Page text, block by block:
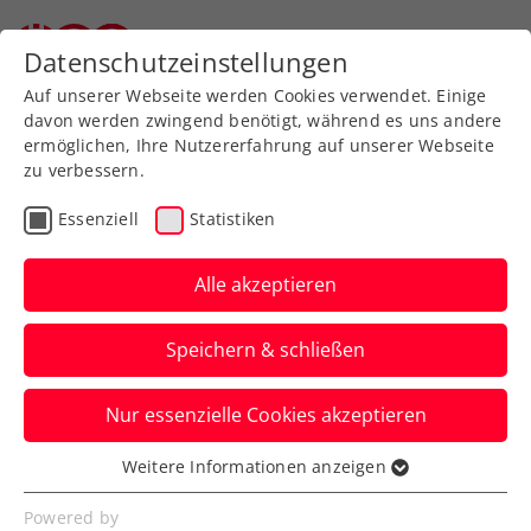
Aktuelle News
News filtern
Datenschutzeinstellungen
Auf unserer Webseite werden Cookies verwendet. Einige
davon werden zwingend benötigt, während es uns andere
ermöglichen, Ihre Nutzererfahrung auf unserer Webseite
zu verbessern.
Essenziell Statistiken
Alle akzeptieren
Speichern & schließen
Nur essenzielle Cookies akzeptieren
Essenziell
Essenzielle Cookies werden für grundlegende
Weitere Informationen anzeigen
Powered by